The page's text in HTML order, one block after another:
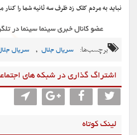
نباید به مردم کلک زد ظرف سه ثانیه شما را کنار
برچسب‌ها: سریال جلال , سریال
اشتراگ گذاری در شبکه های
لینک کوتاه